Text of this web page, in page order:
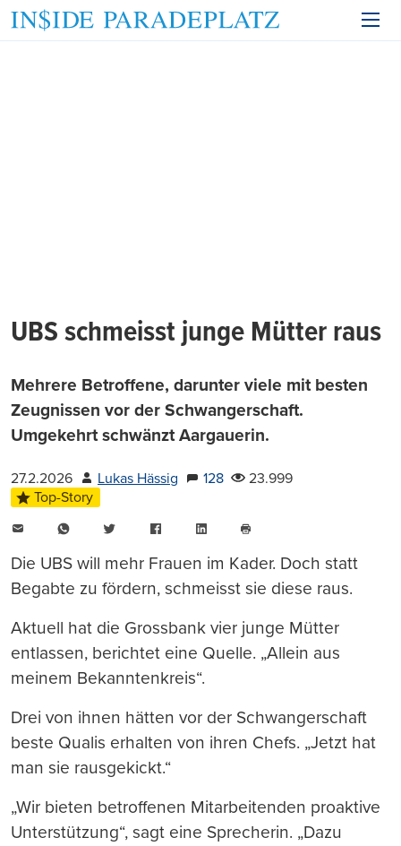
UBS schmeisst junge Mütter raus
Mehrere Betroffene, darunter viele mit besten
Zeugnissen vor der Schwangerschaft.
Umgekehrt schwänzt Aargauerin.
27.2.2026 Lukas Hässig 128
23.999
Top-Story
WhatsAppTwitter FacebookLinkedIn
drucken
Die UBS will mehr Frauen im Kader. Doch statt
Begabte zu fördern, schmeisst sie diese raus.
Aktuell hat die Grossbank vier junge Mütter
entlassen, berichtet eine Quelle. „Allein aus
meinem Bekanntenkreis“.
Drei von ihnen hätten vor der Schwangerschaft
beste Qualis erhalten von ihren Chefs. „Jetzt hat
man sie rausgekickt.“
„Wir bieten betroffenen Mitarbeitenden proaktive
Unterstützung“, sagt eine Sprecherin. „Dazu